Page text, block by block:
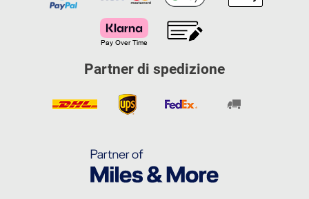
Partner di spedizione